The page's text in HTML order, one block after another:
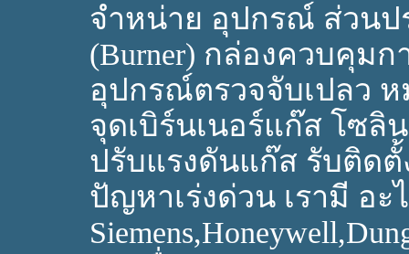
จำหน่าย อุปกรณ์ ส่วนป
(Burner) กล่องควบคุมก
อุปกรณ์ตรวจจับเปลว
จุดเบิร์นเนอร์แก๊ส โซลิ
ปรับแรงดันแก๊ส รับติด
ปัญหาเร่งด่วน เรามี อ